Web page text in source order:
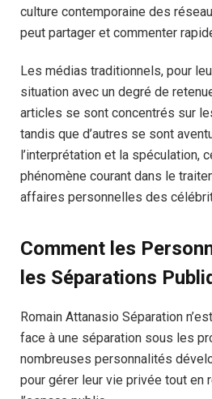
culture contemporaine des
peut partager et commenter
Les médias traditionnels, pour
situation avec un degré de
articles se sont concentrés sur
tandis que d’autres se sont
l’interprétation et la spéculation,
phénomène courant dans le
affaires personnelles des
Comment les
les Séparations
Romain Attanasio Séparation
face à une séparation sous les
nombreuses personnalités
pour gérer leur vie privée tout en